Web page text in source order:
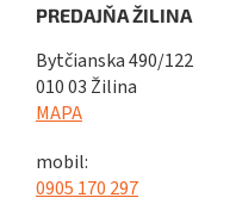
PREDAJŇA ŽILINA
Bytčianska 490/122
010 03 Žilina
MAPA
mobil:
0905 170 297